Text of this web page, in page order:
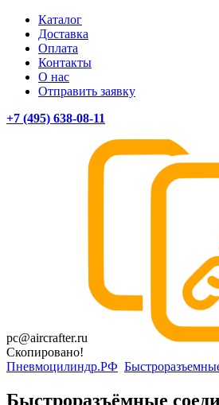
Каталог
Доставка
Оплата
Контакты
О нас
Отправить заявку
+7 (495) 638-08-11
pc@aircrafter.ru
Скопировано!
Пневмоцилиндр.РФ
Быстроразъёмные